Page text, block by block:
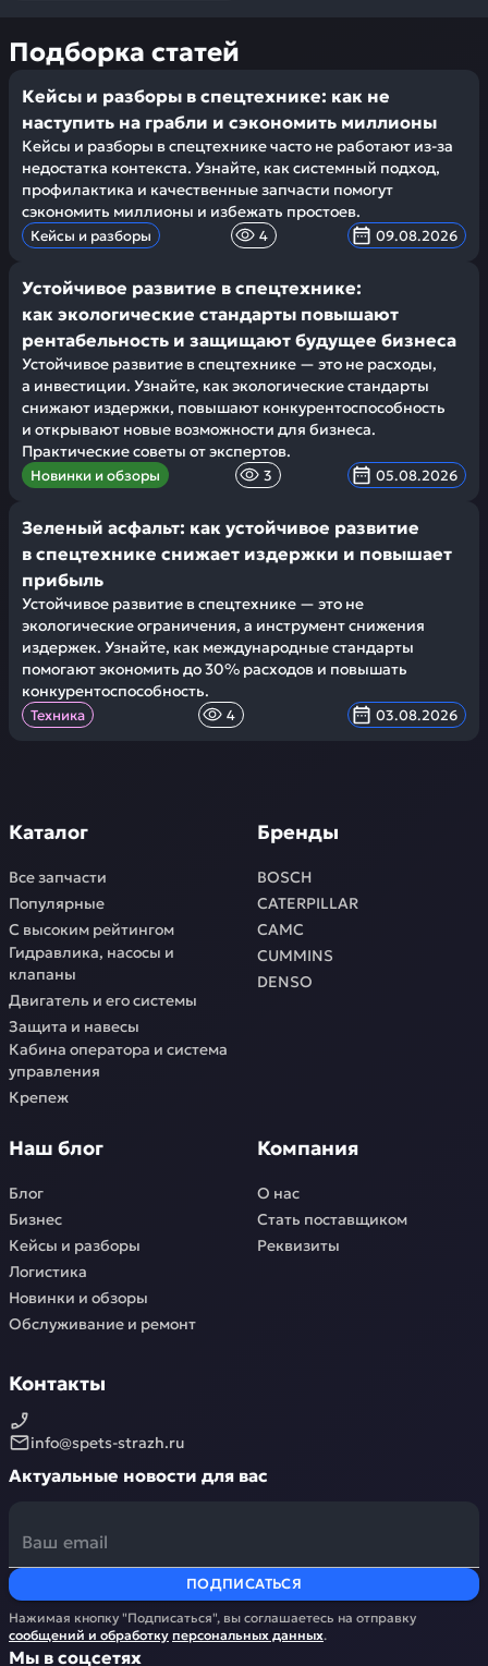
Подборка статей
Кейсы и разборы в спецтехнике: как не
наступить на грабли и сэкономить миллионы
Кейсы и разборы в спецтехнике часто не работают из-за
недостатка контекста. Узнайте, как системный подход,
профилактика и качественные запчасти помогут
сэкономить миллионы и избежать простоев.
Кейсы и разборы 4 09.08.2026
Устойчивое развитие в спецтехнике:
как экологические стандарты повышают
рентабельность и защищают будущее бизнеса
Устойчивое развитие в спецтехнике — это не расходы,
а инвестиции. Узнайте, как экологические стандарты
снижают издержки, повышают конкурентоспособность
и открывают новые возможности для бизнеса.
Практические советы от экспертов.
Новинки и обзоры 3 05.08.2026
Зеленый асфальт: как устойчивое развитие
в спецтехнике снижает издержки и повышает
прибыль
Устойчивое развитие в спецтехнике — это не
экологические ограничения, а инструмент снижения
издержек. Узнайте, как международные стандарты
помогают экономить до 30% расходов и повышать
конкурентоспособность.
Техника 4 03.08.2026
Каталог
Все запчасти
Популярные
С высоким рейтингом
Гидравлика, насосы и
клапаны
Двигатель и его системы
Защита и навесы
Кабина оператора и система
управления
Крепеж
Бренды
BOSCH
CATERPILLAR
CAMC
CUMMINS
DENSO
Наш блог
Блог
Бизнес
Кейсы и разборы
Логистика
Новинки и обзоры
Обслуживание и ремонт
Компания
О нас
Стать поставщиком
Реквизиты
Контакты
info@spets-strazh.ru
Актуальные новости для вас
ПОДПИСАТЬСЯ
Нажимая кнопку "Подписаться", вы соглашаетесь на отправку
сообщений и обработку персональных данных.
Мы в соцсетях